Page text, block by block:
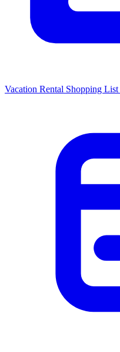
Vacation Rental Shopping List